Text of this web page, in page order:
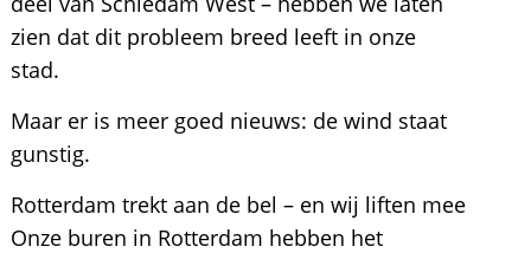
zien dat dit probleem breed leeft in onze
stad.
Maar er is meer goed nieuws: de wind staat
gunstig.
Rotterdam trekt aan de bel – en wij liften mee
Onze buren in Rotterdam hebben het